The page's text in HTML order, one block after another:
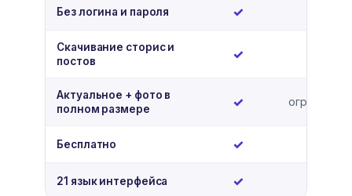
Без логина и пароля ✓
Скачивание сторис и
постов
✓
Актуальное + фото в
полном размере
✓
Бесплатно ✓
21 язык интерфейса ✓